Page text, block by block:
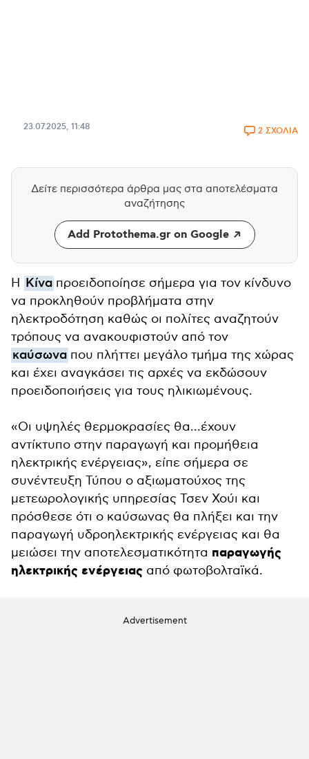
23.07.2025, 11:48 2 ΣΧΟΛΙΑ
Δείτε περισσότερα άρθρα μας στα αποτελέσματα
αναζήτησης
Add Protothema.gr on Google
Η Κίνα προειδοποίησε σήμερα για τον κίνδυνο
να προκληθούν προβλήματα στην
ηλεκτροδότηση καθώς οι πολίτες αναζητούν
τρόπους να ανακουφιστούν από τον
καύσωνα που πλήττει μεγάλο τμήμα της χώρας
και έχει αναγκάσει τις αρχές να εκδώσουν
προειδοποιήσεις για τους ηλικιωμένους.
«Οι υψηλές θερμοκρασίες θα...έχουν
αντίκτυπο στην παραγωγή και προμήθεια
ηλεκτρικής ενέργειας», είπε σήμερα σε
συνέντευξη Τύπου ο αξιωματούχος της
μετεωρολογικής υπηρεσίας Τσεν Χούι και
πρόσθεσε ότι ο καύσωνας θα πλήξει και την
παραγωγή υδροηλεκτρικής ενέργειας και θα
μειώσει την αποτελεσματικότητα παραγωγής
ηλεκτρικής ενέργειας από φωτοβολταϊκά.